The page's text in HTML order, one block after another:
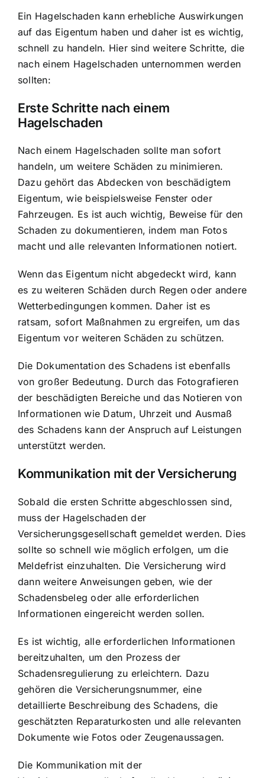
Ein Hagelschaden kann erhebliche Auswirkungen
auf das Eigentum haben und daher ist es wichtig,
schnell zu handeln. Hier sind weitere Schritte, die
nach einem Hagelschaden unternommen werden
sollten:
Erste Schritte nach einem
Hagelschaden
Nach einem Hagelschaden sollte man sofort
handeln, um weitere Schäden zu minimieren.
Dazu gehört das Abdecken von beschädigtem
Eigentum, wie beispielsweise Fenster oder
Fahrzeugen. Es ist auch wichtig, Beweise für den
Schaden zu dokumentieren, indem man Fotos
macht und alle relevanten Informationen notiert.
Wenn das Eigentum nicht abgedeckt wird, kann
es zu weiteren Schäden durch Regen oder andere
Wetterbedingungen kommen. Daher ist es
ratsam, sofort Maßnahmen zu ergreifen, um das
Eigentum vor weiteren Schäden zu schützen.
Die Dokumentation des Schadens ist ebenfalls
von großer Bedeutung. Durch das Fotografieren
der beschädigten Bereiche und das Notieren von
Informationen wie Datum, Uhrzeit und Ausmaß
des Schadens kann der Anspruch auf Leistungen
unterstützt werden.
Kommunikation mit der Versicherung
Sobald die ersten Schritte abgeschlossen sind,
muss der Hagelschaden der
Versicherungsgesellschaft gemeldet werden. Dies
sollte so schnell wie möglich erfolgen, um die
Meldefrist einzuhalten. Die Versicherung wird
dann weitere Anweisungen geben, wie der
Schadensbeleg oder alle erforderlichen
Informationen eingereicht werden sollen.
Es ist wichtig, alle erforderlichen Informationen
bereitzuhalten, um den Prozess der
Schadensregulierung zu erleichtern. Dazu
gehören die Versicherungsnummer, eine
detaillierte Beschreibung des Schadens, die
geschätzten Reparaturkosten und alle relevanten
Dokumente wie Fotos oder Zeugenaussagen.
Die Kommunikation mit der